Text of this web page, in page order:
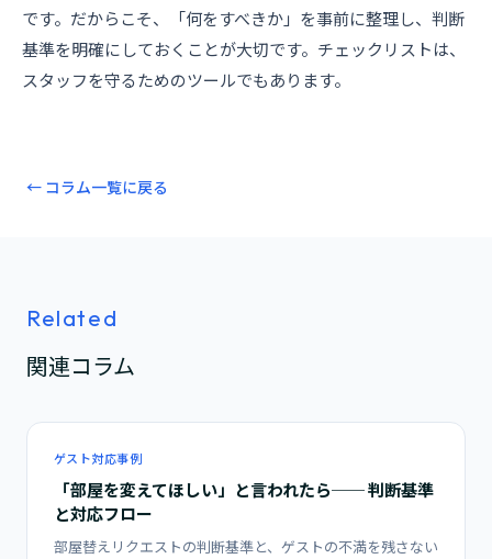
です。だからこそ、「何をすべきか」を事前に整理し、判断
基準を明確にしておくことが大切です。チェックリストは、
スタッフを守るためのツールでもあります。
← コラム一覧に戻る
Related
関連コラム
ゲスト対応事例
「部屋を変えてほしい」と言われたら── 判断基準
と対応フロー
部屋替えリクエストの判断基準と、ゲストの不満を残さない